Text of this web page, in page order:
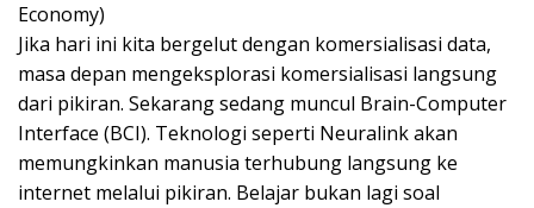
Economy)
Jika hari ini kita bergelut dengan komersialisasi data,
masa depan mengeksplorasi komersialisasi langsung
dari pikiran. Sekarang sedang muncul Brain-Computer
Interface (BCI). Teknologi seperti Neuralink akan
memungkinkan manusia terhubung langsung ke
internet melalui pikiran. Belajar bukan lagi soal